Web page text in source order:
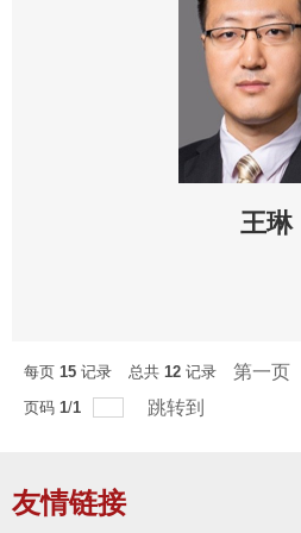
王琳
每页 15 记录 总共 12 记录 第一页
页码 1/1 跳转到
友情链接